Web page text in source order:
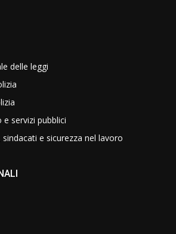
delle leggi
e servizi pubblici
e sicurezza nel lavoro